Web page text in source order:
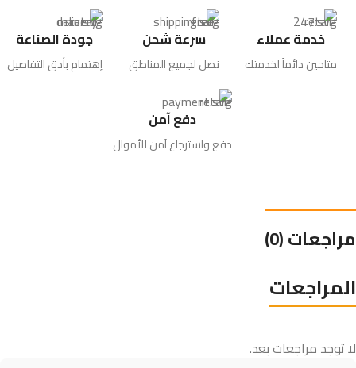
خدمة عملاء
متاحين دائماً لخدمتك
سرعة شحن
نصل لجميع المناطق
جودة الصناعة
إهتمام بأدق التفاصيل
دفع آمن
دفع واسترجاع آمن للأموال
مراجعات (0)
المراجعات
لا توجد مراجعات بعد.